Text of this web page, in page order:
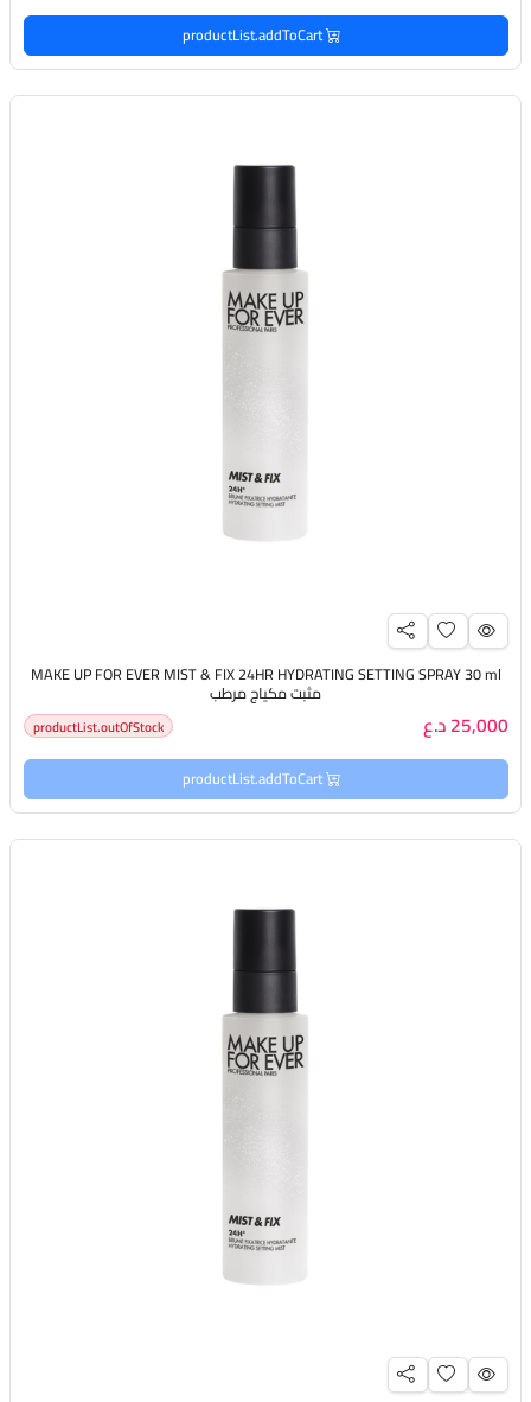
productList.addToCart
MAKE UP FOR EVER MIST & FIX 24HR HYDRATING SETTING SPRAY 30 ml
مثبت مكياج مرطب
25,000 د.ع productList.outOfStock
productList.addToCart